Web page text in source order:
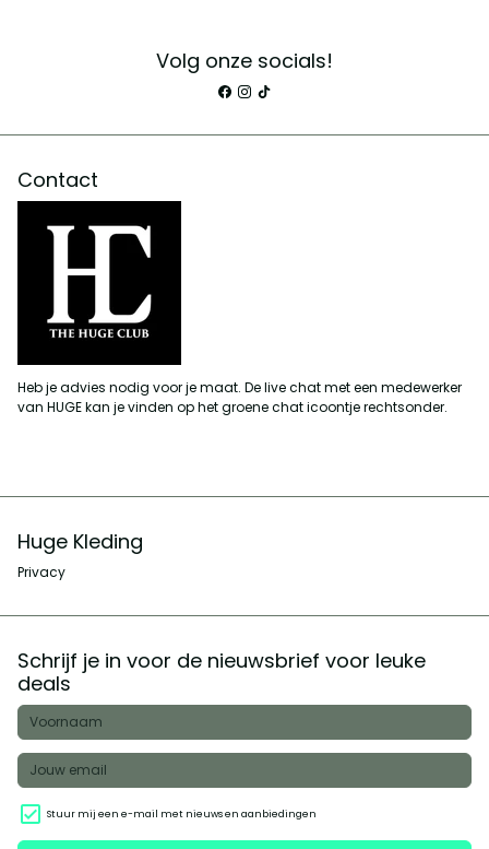
Volg onze socials!
Contact
Heb je advies nodig voor je maat. De live chat met een medewerker
van HUGE kan je vinden op het groene chat icoontje rechtsonder.
Huge Kleding
Privacy
Schrijf je in voor de nieuwsbrief voor leuke
deals
Stuur mij een e-mail met nieuws en aanbiedingen